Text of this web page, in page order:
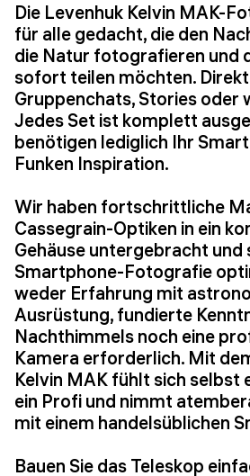
Die Levenhuk Kelvin MAK-
für alle gedacht, die den
die Natur fotografieren und
sofort teilen möchten. Direkt
Gruppenchats, Stories oder
Jedes Set ist komplett
benötigen lediglich Ihr
Funken Inspiration.
Wir haben fortschrittliche
Cassegrain-Optiken in ein
Gehäuse untergebracht und
Smartphone-Fotografie
weder Erfahrung mit
Ausrüstung, fundierte
Nachthimmels noch eine
Kamera erforderlich. Mit
Kelvin MAK fühlt sich selbst
ein Profi und nimmt
mit einem handelsüblichen
Bauen Sie das Teleskop